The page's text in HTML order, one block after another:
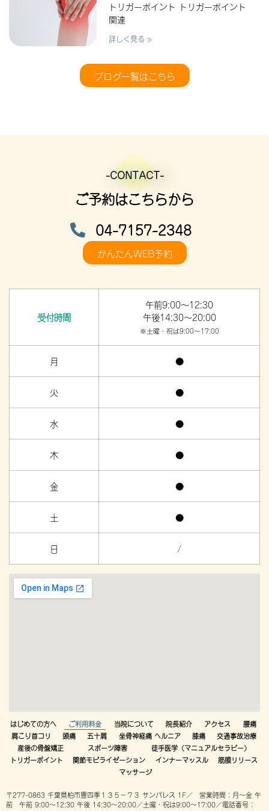
トリガーポイント トリガーポイント
関連
詳しく見る »
ブログ一覧はこちら
-CONTACT-
ご予約はこちらから
04-7157-2348
かんたんWEB予約
受付時間
午前9:00～12:30
午後14:30～20:00
※土曜・祝は9:00～17:00
月 ●
火 ●
水 ●
木 ●
金 ●
土 ●
日 /
はじめての方へ ご利用料金 当院について 院長紹介 アクセス
腰痛
肩こり首コリ
頭痛 五十肩 坐骨神経痛 ヘルニア 膝痛
交通事故治療
産後の骨盤矯正
スポーツ障害
徒手医学（マニュアルセラピー）
トリガーポイント
関節モビライゼーション インナーマッスル
筋膜リリース
マッサージ
〒277-0863 千葉県柏市豊四季１３５−７３ サンパレス 1F／ 営業時間：月～金 午
前 午前 9:00～12:30 午後 14:30～20:00／土曜・祝は9:00～17:00／電話番号：